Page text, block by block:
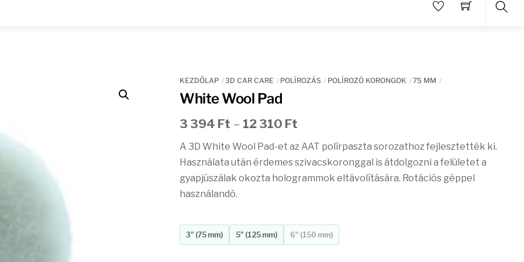
KEZDŐLAP 3D CAR CARE POLÍROZÁS POLÍROZÓ KORONGOK 75 MM
White Wool Pad
3 394 Ft – 12 310 FtÁrtartomány:
394 Ft
-
12
A 3D White Wool Pad-et az AAT polírpaszta sorozathoz fejlesztették ki.
Használata után érdemes szivacskoronggal is átdolgozni a felületet a
gyapjúszálak okozta hologrammok eltávolítására. Rotációs géppel
használandó.
3" (75 mm) 5" (125 mm) 6" (150 mm)